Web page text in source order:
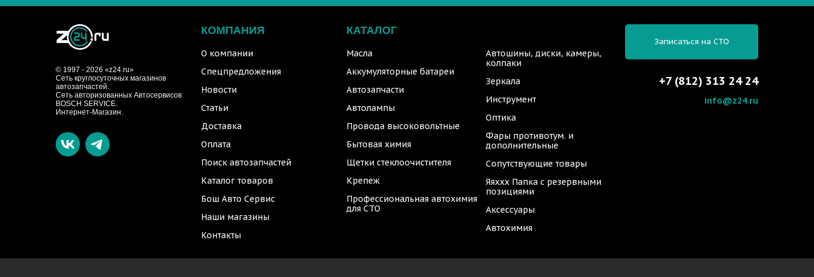
© 1997 - 2026 «z24.ru»
Cеть круглосуточных магазинов
автозапчастей.
Сеть авторизованных Автосервисов
BOSCH SERVICE.
Интернет-Магазин.
КОМПАНИЯ
О компании
Спецпредложения
Новости
Статьи
Доставка
Оплата
Поиск автозапчастей
Каталог товаров
Бош Авто Сервис
Наши магазины
Контакты
КАТАЛОГ
Масла
Аккумуляторные батареи
Автозапчасти
Автолампы
Провода высоковольтные
Бытовая химия
Щетки стеклоочистителя
Крепеж
Профессиональная автохимия
для СТО
Автошины, диски, камеры,
колпаки
Зеркала
Инструмент
Оптика
Фары противотум. и
дополнительные
Сопутствующие товары
Яяххх Папка с резервными
позициями
Аксессуары
Автохимия
Записаться на СТО
+7 (812) 313 24 24
info@z24.ru